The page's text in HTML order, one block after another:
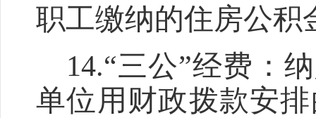
职工缴纳的住房公积
14.“三公”经费：
单位用财政拨款安